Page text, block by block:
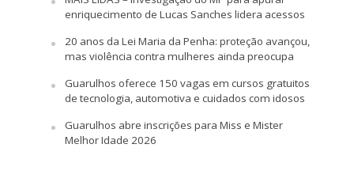
enriquecimento de Lucas Sanches lidera acessos
20 anos da Lei Maria da Penha: proteção avançou,
mas violência contra mulheres ainda preocupa
Guarulhos oferece 150 vagas em cursos gratuitos
de tecnologia, automotiva e cuidados com idosos
Guarulhos abre inscrições para Miss e Mister
Melhor Idade 2026